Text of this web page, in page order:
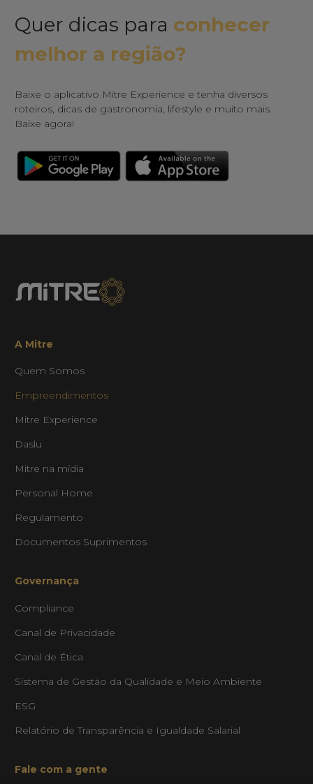
Quer dicas para conhecer
melhor a região?
Baixe o aplicativo Mitre Experience e tenha diversos
roteiros, dicas de gastronomia, lifestyle e muito mais.
Baixe agora!
A Mitre
Quem Somos
Empreendimentos
Mitre Experience
Daslu
Mitre na mídia
Personal Home
Regulamento
Documentos Suprimentos
Governança
Compliance
Canal de Privacidade
Canal de Ética
Sistema de Gestão da Qualidade e Meio Ambiente
ESG
Relatório de Transparência e Igualdade Salarial
Fale com a gente
de texto